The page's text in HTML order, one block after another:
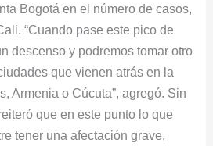
Bogotá en el número de casos,
“Cuando pase este pico de
descenso y podremos tomar otro
que vienen atrás en la
Armenia o Cúcuta”, agregó. Sin
que en este punto lo que
tener una afectación grave,